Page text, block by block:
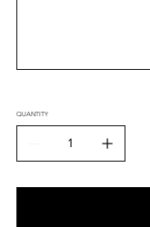
QUANTITY